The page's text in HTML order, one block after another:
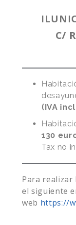
C/
(IVA
130
Tax no
Para realizar
el siguiente
web https://